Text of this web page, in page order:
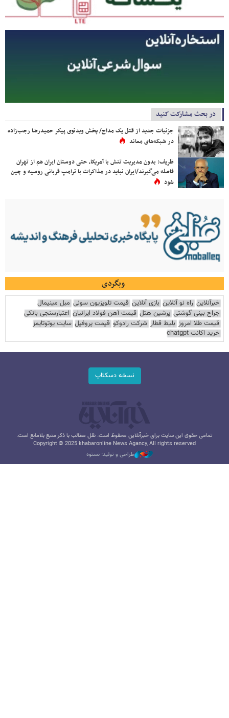
در بحث مشارکت کنید
جزئیات جدید از قتل یک مداح/ پخش ویدئوی پیکر حمیدرضا رجب‌زاده
در شبکه‌های معاند
ظریف: بدون مدیریت تنش با آمریکا، حتی دوستان ایران هم از تهران
فاصله می‌گیرند/ایران نباید در مذاکرات با ترامپ قربانی روسیه و چین
شود
وبگردی
خبرآنلاین راه نو آنلاین بازی آنلاین قیمت تلویزیون سونی مبل مینیمال
جراح بینی گوشتی پرشین هتل قیمت آهن فولاد ایرانیان اعتبارسنجی بانکی
قیمت طلا امروز بلیط قطار شرکت رادوکو قیمت پروفیل سایت یوتوتایمز
خرید اکانت chatgpt
نسخه دسکتاپ
تمامی حقوق این سایت برای خبرآنلاین محفوظ است. نقل مطالب با ذکر منبع بلامانع است.
Copyright © 2025 khabaronline News Agancy, All rights reserved
طراحی و تولید: نستوه